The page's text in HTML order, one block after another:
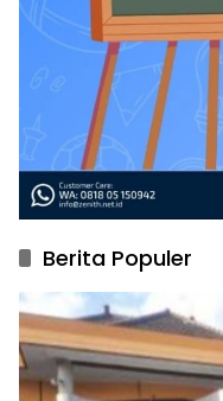
Berita Populer